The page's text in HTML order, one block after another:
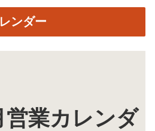
ンダー
営業カレンダ